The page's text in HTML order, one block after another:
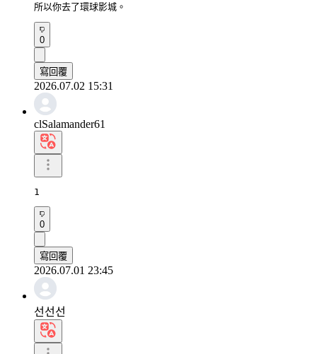
所以你去了環球影城。
0
寫回覆
2026.07.02 15:31
clSalamander61
1
0
寫回覆
2026.07.01 23:45
선선선